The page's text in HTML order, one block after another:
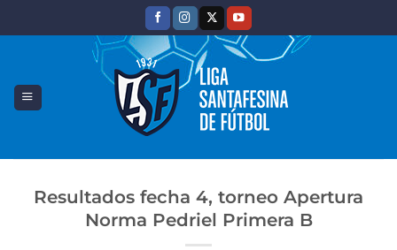
Resultados fecha 4, torneo Apertura
Norma Pedriel Primera B